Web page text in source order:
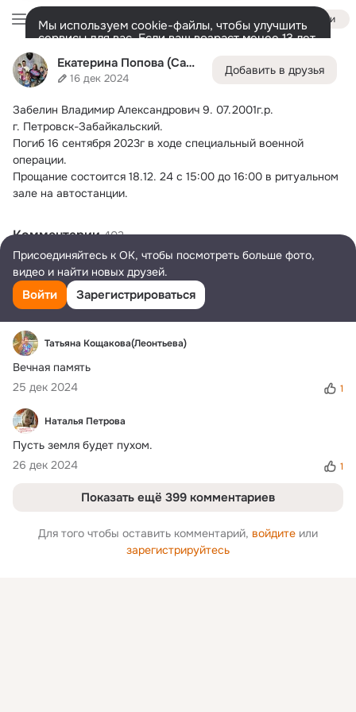
Екатерина Попова (Самсонова)
16 дек 2024
Добавить в друзья
Забелин Владимир Александрович 9. 07.2001г.р.
г. Петровск-Забайкальский.
Погиб 16 сентября 2023г в ходе специальный военной
операции.
Прощание состоится 18.12. 24 с 15:00 до 16:00 в ритуальном
зале на автостанции.
Комментарии402
Ольга Шитикова(Вертипрахова)
Царствия Небесного, воину России
25 дек 2024
Татьяна Кощакова(Леонтьева)
Вечная память
25 дек 2024
1
Наталья Петрова
Пусть земля будет пухом.
26 дек 2024
1
Показать ещё 399 комментариев
Для того чтобы оставить комментарий, войдите или
зарегистрируйтесь
Войти
Мы используем cookie-файлы, чтобы улучшить
сервисы для вас. Если ваш возраст менее 13 лет,
настроить cookie-файлы должен ваш законный
представитель.Больше информации
Разрешить все
Екатерина Попова (Самсонова)
Лента Друзья
Дополнительная
Все С друзьями Игры и приложения
Присоединяйтесь к ОК, чтобы посмотреть больше фото,
видео и найти новых друзей.
Войти Зарегистрироваться